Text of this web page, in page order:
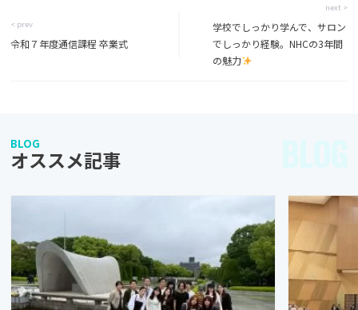
< prev
令和７年度通信課程 卒業式
next >
学校でしっかり学んで、サロン
でしっかり経験。NHCの3年間
の魅力
BLOG
オススメ記事